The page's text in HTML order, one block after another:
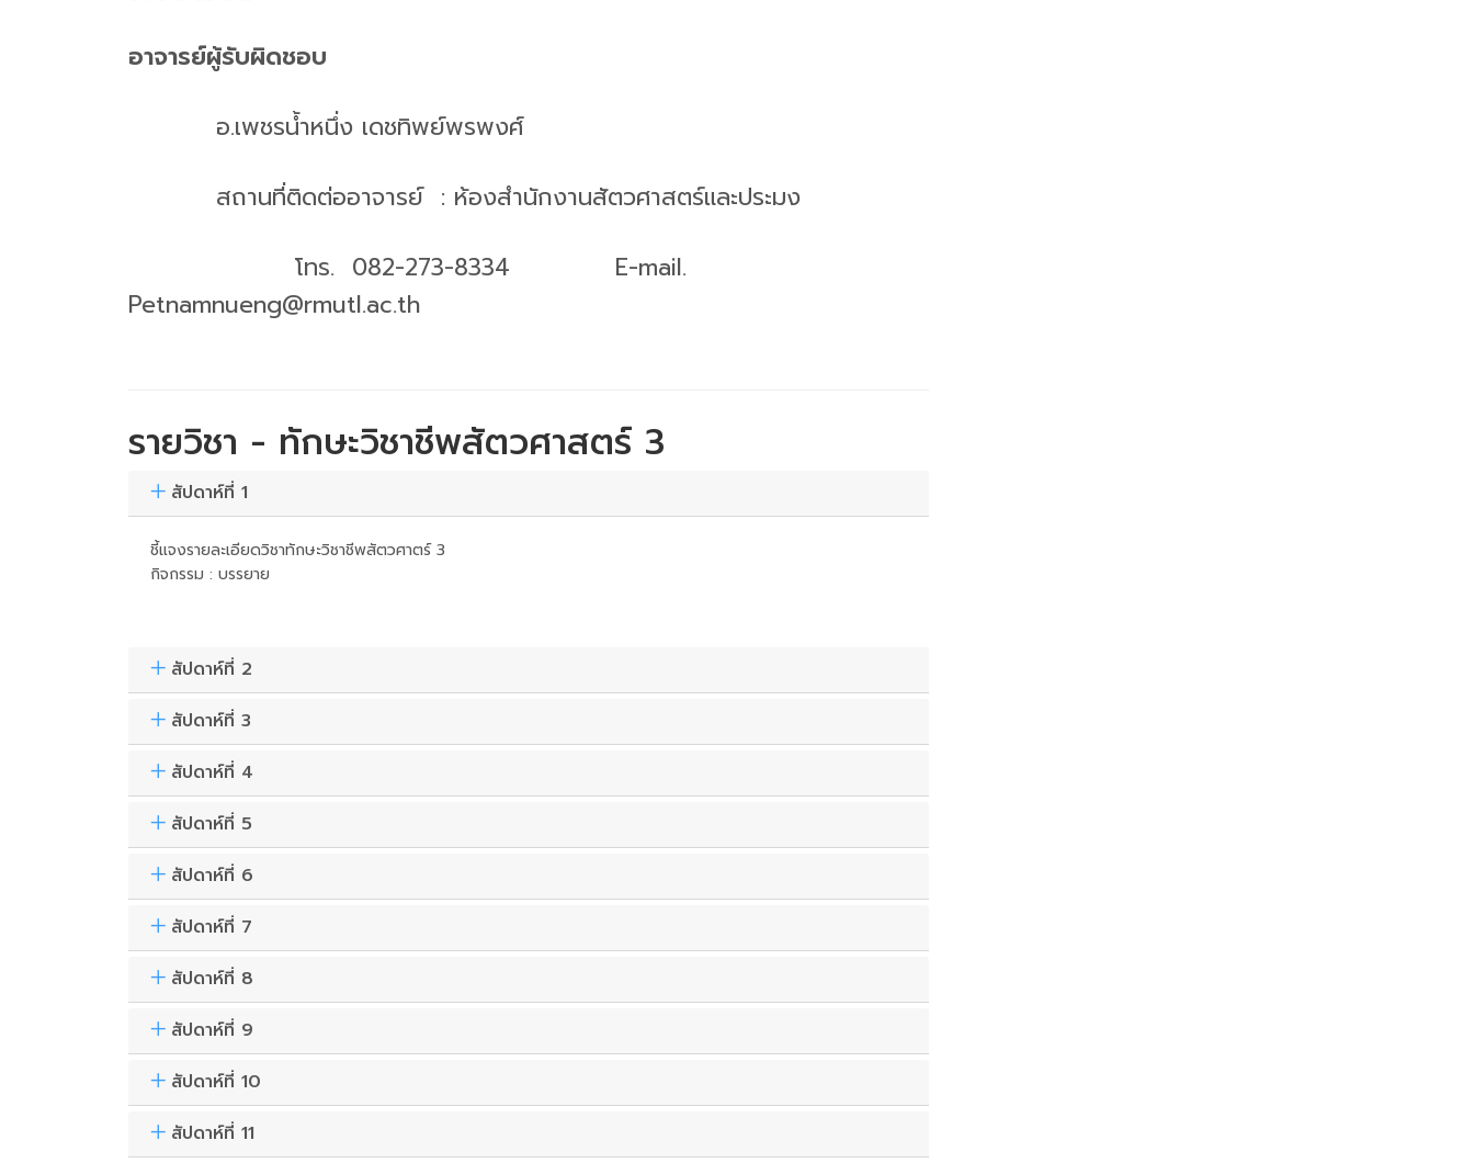
อาจารย์ผู้รับผิดชอบ
อ.เพชรน้ำหนึ่ง เดชทิพย์พรพงศ์
สถานที่ติดต่ออาจารย์ : ห้องสำนักงานสัตวศาสตร์และประมง
โทร. 082-273-8334 E-mail.
Petnamnueng@rmutl.ac.th
รายวิชา - ทักษะวิชาชีพสัตวศาสตร์ 3
สัปดาห์ที่ 1
ชี้แจงรายละเอียดวิชาทักษะวิชาชีพสัตวศาตร์ 3
กิจกรรม : บรรยาย
สัปดาห์ที่ 2
สัปดาห์ที่ 3
สัปดาห์ที่ 4
สัปดาห์ที่ 5
สัปดาห์ที่ 6
สัปดาห์ที่ 7
สัปดาห์ที่ 8
สัปดาห์ที่ 9
สัปดาห์ที่ 10
สัปดาห์ที่ 11